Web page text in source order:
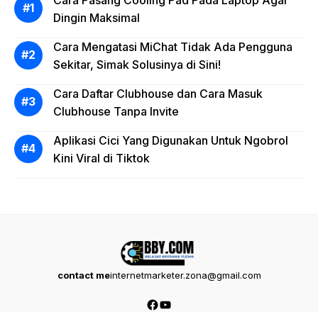
Dingin Maksimal
Cara Mengatasi MiChat Tidak Ada Pengguna
Sekitar, Simak Solusinya di Sini!
Cara Daftar Clubhouse dan Cara Masuk
Clubhouse Tanpa Invite
Aplikasi Cici Yang Digunakan Untuk Ngobrol
Kini Viral di Tiktok
contact meinternetmarketer.zona@gmail.com
Facebook
YouTube